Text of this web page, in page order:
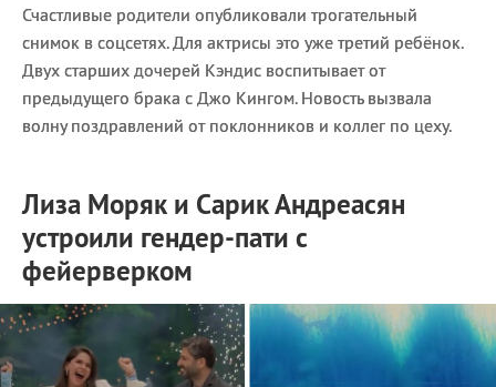
Счастливые родители опубликовали трогательный
снимок в соцсетях. Для актрисы это уже третий ребёнок.
Двух старших дочерей Кэндис воспитывает от
предыдущего брака с Джо Кингом. Новость вызвала
волну поздравлений от поклонников и коллег по цеху.
Лиза Моряк и Сарик Андреасян
устроили гендер-пати с
фейерверком